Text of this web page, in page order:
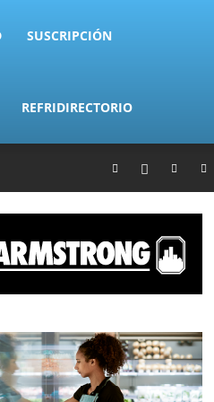
SUSCRIPCIÓN
REFRIDIRECTORIO